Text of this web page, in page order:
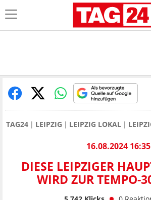
TAG24 LEIPZIG LEIPZIG LOKAL
16.08.2024 16:35
DIESE LEIPZIGER
IRD ZUR TEMPO-